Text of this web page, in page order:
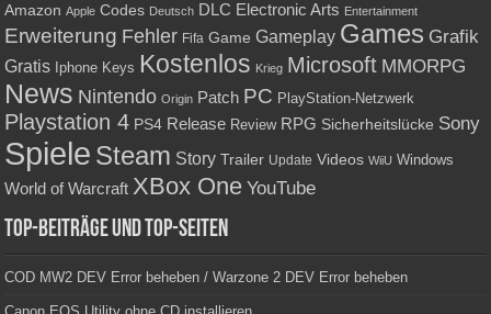
Amazon Apple Codes Deutsch DLC Electronic Arts Entertainment
Erweiterung Fehler Fifa Game Gameplay Games Grafik
Gratis Iphone Keys Kostenlos Krieg Microsoft MMORPG
News Nintendo Origin Patch PC PlayStation-Netzwerk
Playstation 4 PS4 Release Review RPG Sicherheitslücke Sony
Spiele Steam Story Trailer Update Videos WiiU Windows
World of Warcraft XBox One YouTube
Top-Beiträge und Top-Seiten
COD MW2 DEV Error beheben / Warzone 2 DEV Error beheben